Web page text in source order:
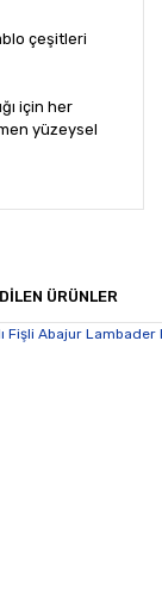
çeşitleri
için her
yüzeysel
ve
ÜRÜNLER